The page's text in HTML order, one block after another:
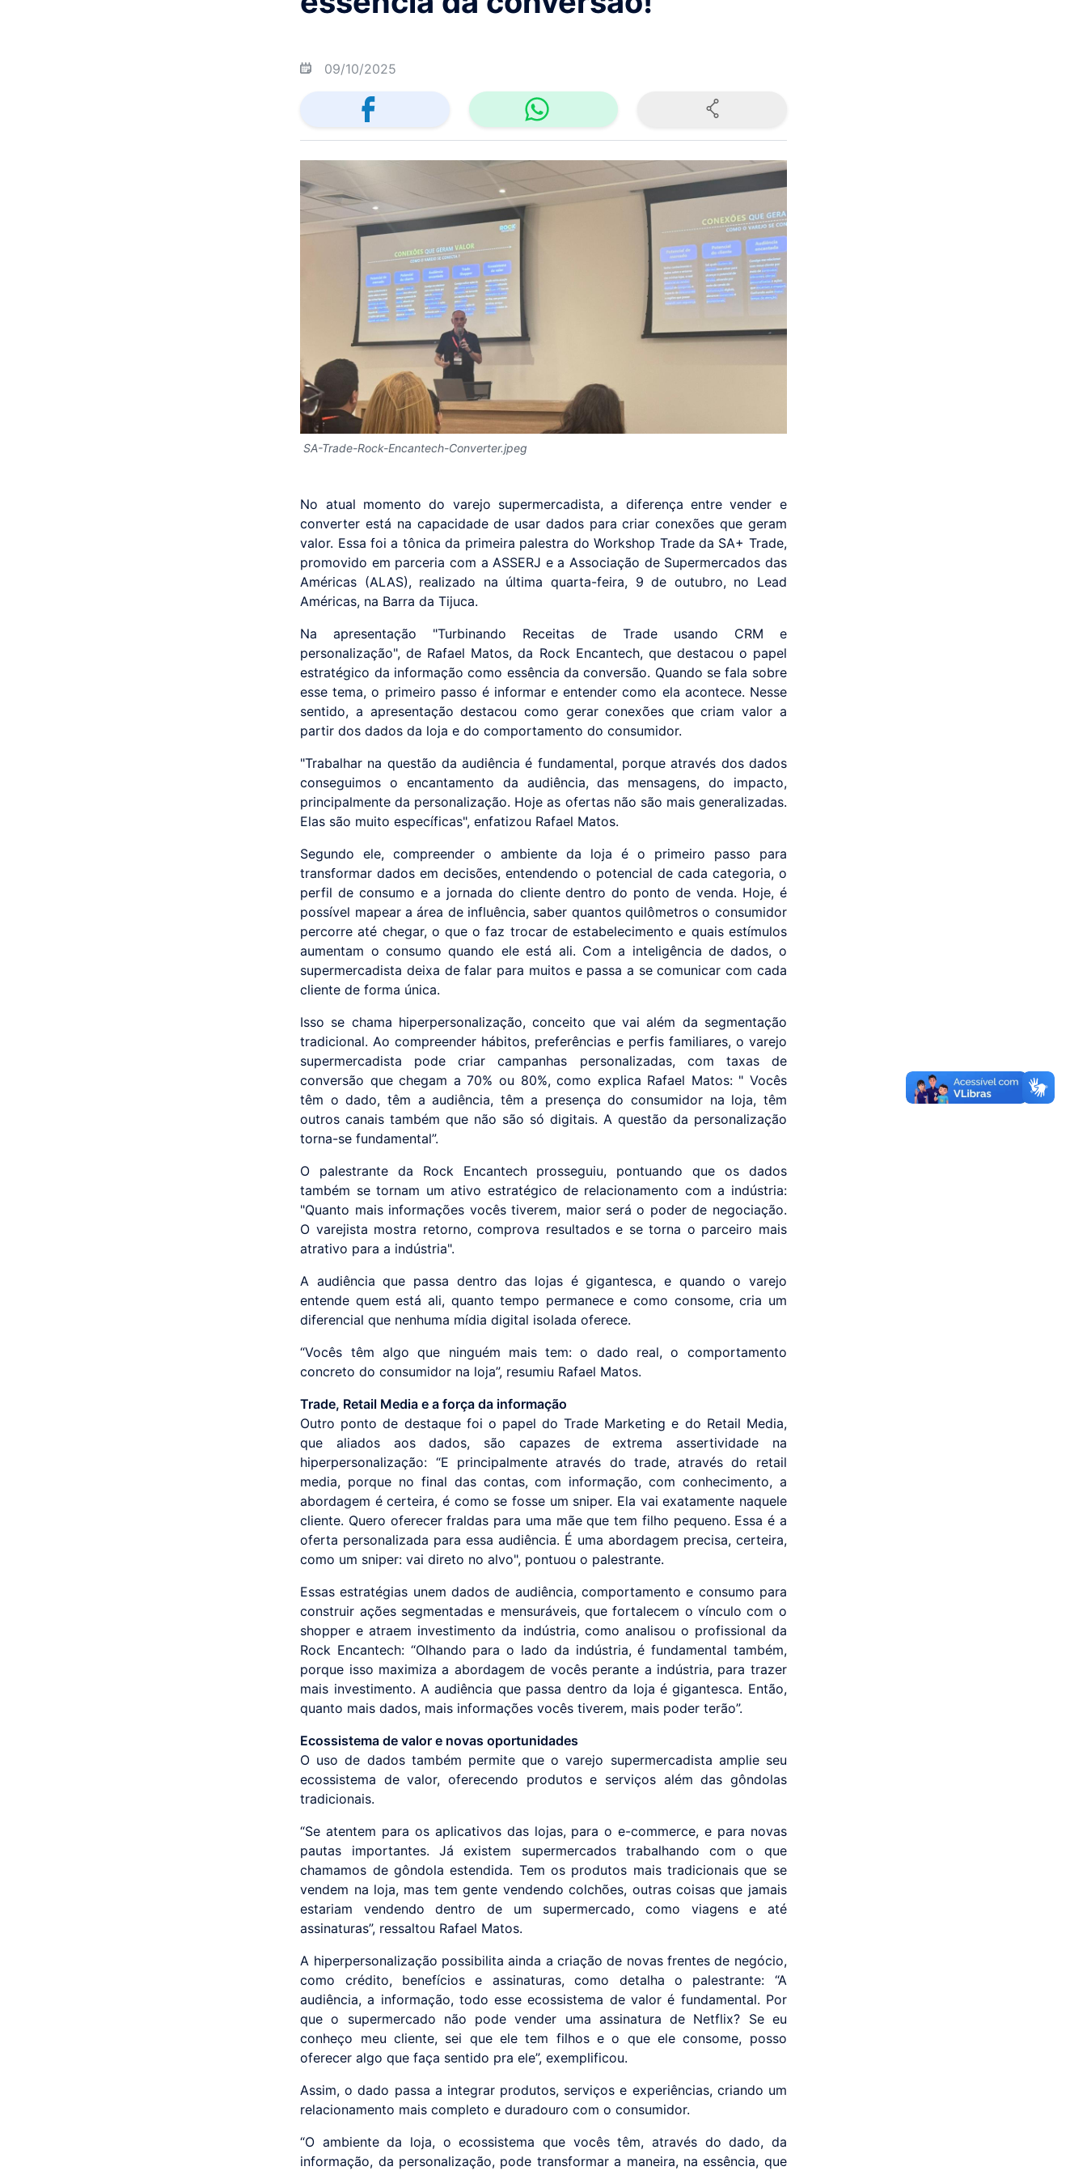
09/10/2025
SA-Trade-Rock-Encantech-Converter.jpeg
No atual momento do varejo supermercadista, a diferença entre vender e
converter está na capacidade de usar dados para criar conexões que geram
valor. Essa foi a tônica da primeira palestra do Workshop Trade da SA+ Trade,
promovido em parceria com a ASSERJ e a Associação de Supermercados das
Américas (ALAS), realizado na última quarta-feira, 9 de outubro, no Lead
Américas, na Barra da Tijuca.
Na apresentação "Turbinando Receitas de Trade usando CRM e
personalização", de Rafael Matos, da Rock Encantech, que destacou o papel
estratégico da informação como essência da conversão. Quando se fala sobre
esse tema, o primeiro passo é informar e entender como ela acontece. Nesse
sentido, a apresentação destacou como gerar conexões que criam valor a
partir dos dados da loja e do comportamento do consumidor.
"Trabalhar na questão da audiência é fundamental, porque através dos dados
conseguimos o encantamento da audiência, das mensagens, do impacto,
principalmente da personalização. Hoje as ofertas não são mais generalizadas.
Elas são muito específicas", enfatizou Rafael Matos.
Segundo ele, compreender o ambiente da loja é o primeiro passo para
transformar dados em decisões, entendendo o potencial de cada categoria, o
perfil de consumo e a jornada do cliente dentro do ponto de venda. Hoje, é
possível mapear a área de influência, saber quantos quilômetros o consumidor
percorre até chegar, o que o faz trocar de estabelecimento e quais estímulos
aumentam o consumo quando ele está ali. Com a inteligência de dados, o
supermercadista deixa de falar para muitos e passa a se comunicar com cada
cliente de forma única.
Isso se chama hiperpersonalização, conceito que vai além da segmentação
tradicional. Ao compreender hábitos, preferências e perfis familiares, o varejo
supermercadista pode criar campanhas personalizadas, com taxas de
conversão que chegam a 70% ou 80%, como explica Rafael Matos: " Vocês
têm o dado, têm a audiência, têm a presença do consumidor na loja, têm
outros canais também que não são só digitais. A questão da personalização
torna-se fundamental”.
O palestrante da Rock Encantech prosseguiu, pontuando que os dados
também se tornam um ativo estratégico de relacionamento com a indústria:
"Quanto mais informações vocês tiverem, maior será o poder de negociação.
O varejista mostra retorno, comprova resultados e se torna o parceiro mais
atrativo para a indústria".
A audiência que passa dentro das lojas é gigantesca, e quando o varejo
entende quem está ali, quanto tempo permanece e como consome, cria um
diferencial que nenhuma mídia digital isolada oferece.
“Vocês têm algo que ninguém mais tem: o dado real, o comportamento
concreto do consumidor na loja”, resumiu Rafael Matos.
Trade, Retail Media e a força da informação
Outro ponto de destaque foi o papel do Trade Marketing e do Retail Media,
que aliados aos dados, são capazes de extrema assertividade na
hiperpersonalização: “E principalmente através do trade, através do retail
media, porque no final das contas, com informação, com conhecimento, a
abordagem é certeira, é como se fosse um sniper. Ela vai exatamente naquele
cliente. Quero oferecer fraldas para uma mãe que tem filho pequeno. Essa é a
oferta personalizada para essa audiência. É uma abordagem precisa, certeira,
como um sniper: vai direto no alvo", pontuou o palestrante.
Essas estratégias unem dados de audiência, comportamento e consumo para
construir ações segmentadas e mensuráveis, que fortalecem o vínculo com o
shopper e atraem investimento da indústria, como analisou o profissional da
Rock Encantech: “Olhando para o lado da indústria, é fundamental também,
porque isso maximiza a abordagem de vocês perante a indústria, para trazer
mais investimento. A audiência que passa dentro da loja é gigantesca. Então,
quanto mais dados, mais informações vocês tiverem, mais poder terão”.
Ecossistema de valor e novas oportunidades
O uso de dados também permite que o varejo supermercadista amplie seu
ecossistema de valor, oferecendo produtos e serviços além das gôndolas
tradicionais.
“Se atentem para os aplicativos das lojas, para o e-commerce, e para novas
pautas importantes. Já existem supermercados trabalhando com o que
chamamos de gôndola estendida. Tem os produtos mais tradicionais que se
vendem na loja, mas tem gente vendendo colchões, outras coisas que jamais
estariam vendendo dentro de um supermercado, como viagens e até
assinaturas”, ressaltou Rafael Matos.
A hiperpersonalização possibilita ainda a criação de novas frentes de negócio,
como crédito, benefícios e assinaturas, como detalha o palestrante: “A
audiência, a informação, todo esse ecossistema de valor é fundamental. Por
que o supermercado não pode vender uma assinatura de Netflix? Se eu
conheço meu cliente, sei que ele tem filhos e o que ele consome, posso
oferecer algo que faça sentido pra ele”, exemplificou.
Assim, o dado passa a integrar produtos, serviços e experiências, criando um
relacionamento mais completo e duradouro com o consumidor.
“O ambiente da loja, o ecossistema que vocês têm, através do dado, da
informação, da personalização, pode transformar a maneira, na essência, que